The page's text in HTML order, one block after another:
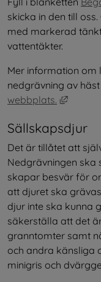
skicka in den till
med markerad
vattentäkter.
Mer information
nedgrävning av
webbplats.
Länk
Sällskapsdjur
Det är tillåtet att
Nedgrävningen ska
skapar besvär för
att djuret ska
djur inte ska kunna
säkerställa att det
granntomter samt
och andra känsliga
minigris och